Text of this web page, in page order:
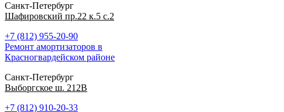
Санкт-Петербург
Шафировский пр.22 к.5 с.2
+7 (812) 955-20-90
Ремонт амортизаторов в
Красногвардейском районе
Санкт-Петербург
Выборгское ш. 212В
+7 (812) 910-20-33